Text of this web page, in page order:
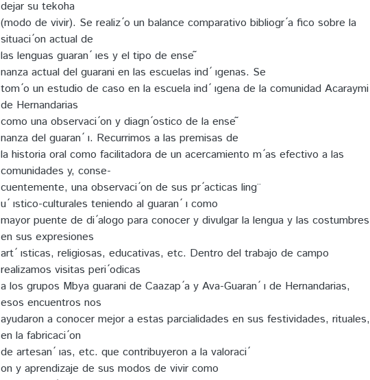
dejar su tekoha
(modo de vivir). Se realiz ́o un balance comparativo bibliogr ́a fico sobre la
situaci ́on actual de
las lenguas guaran ́ ıes y el tipo de ense ̃
nanza actual del guarani en las escuelas ind ́ ıgenas. Se
tom ́o un estudio de caso en la escuela ind ́ ıgena de la comunidad Acaraymi
de Hernandarias
como una observaci ́on y diagn ́ostico de la ense ̃
nanza del guaran ́ ı. Recurrimos a las premisas de
la historia oral como facilitadora de un acercamiento m ́as efectivo a las
comunidades y, conse-
cuentemente, una observaci ́on de sus pr ́acticas ling ̈
u ́ ıstico-culturales teniendo al guaran ́ ı como
mayor puente de di ́alogo para conocer y divulgar la lengua y las costumbres
en sus expresiones
art ́ ısticas, religiosas, educativas, etc. Dentro del trabajo de campo
realizamos visitas peri ́odicas
a los grupos Mbya guarani de Caazap ́a y Ava-Guaran ́ ı de Hernandarias,
esos encuentros nos
ayudaron a conocer mejor a estas parcialidades en sus festividades, rituales,
en la fabricaci ́on
de artesan ́ ıas, etc. que contribuyeron a la valoraci ́
on y aprendizaje de sus modos de vivir como